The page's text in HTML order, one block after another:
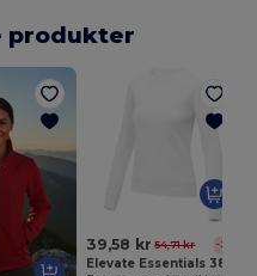
produkter
39,58 kr 54,71 kr -28%